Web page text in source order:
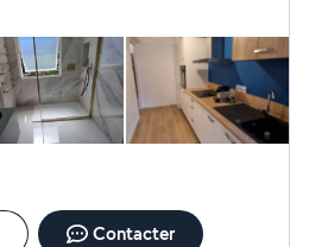
Contacter